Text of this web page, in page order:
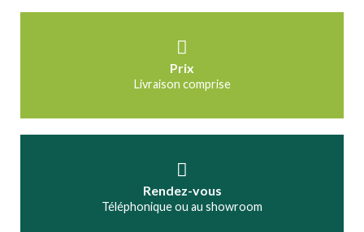
Prix
Livraison comprise
Rendez-vous
Téléphonique ou au showroom